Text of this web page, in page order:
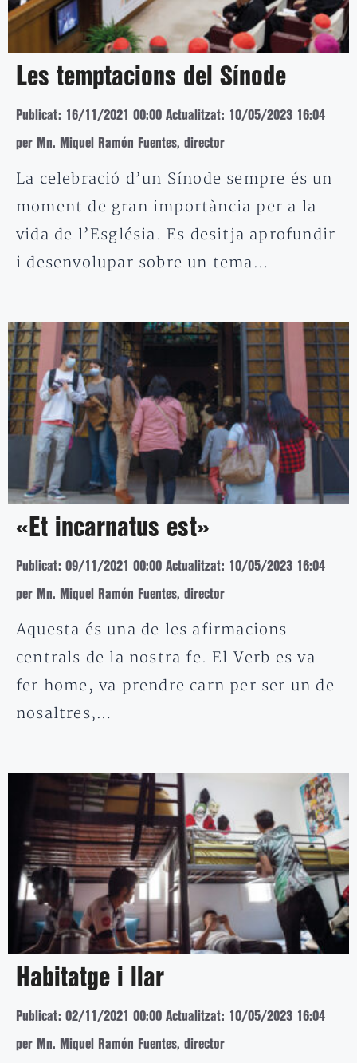
Les temptacions del Sínode
Publicat: 16/11/2021 00:00 Actualitzat: 10/05/2023 16:04
per Mn. Miquel Ramón Fuentes, director
La celebració d’un Sínode sempre és un
moment de gran importància per a la
vida de l’Església. Es desitja aprofundir
i desenvolupar sobre un tema…
«Et incarnatus est»
Publicat: 09/11/2021 00:00 Actualitzat: 10/05/2023 16:04
per Mn. Miquel Ramón Fuentes, director
Aquesta és una de les afirmacions
centrals de la nostra fe. El Verb es va
fer home, va prendre carn per ser un de
nosaltres,…
Habitatge i llar
Publicat: 02/11/2021 00:00 Actualitzat: 10/05/2023 16:04
per Mn. Miquel Ramón Fuentes, director